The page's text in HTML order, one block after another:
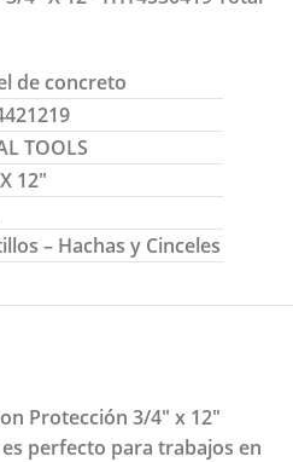
de concreto
TOOLS
12″
– Hachas y Cinceles
Protección 3/4" x 12"
perfecto para trabajos en